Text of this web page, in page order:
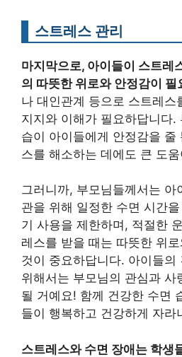
스트레스 관리
마지막으로, 아이들이 스트레
의 따뜻한 위로와 안정감이 필
나 대인관계 등으로 스트레스
지지와 이해가 필요하답니다.
습이 아이들에게 안정감을 줄
스를 해소하는 데에도 큰 도
그러니까, 부모님들께서는 아
관을 위해 일정한 수면 시간
기 사용을 제한하며, 적절한
레스를 받을 때는 따뜻한 위
것이 중요하답니다. 아이들의
위해서는 부모님의 관심과 사
될 거예요! 함께 건강한 수면
들이 행복하고 건강하게 자라
스트레스와 수면 장애는 학생